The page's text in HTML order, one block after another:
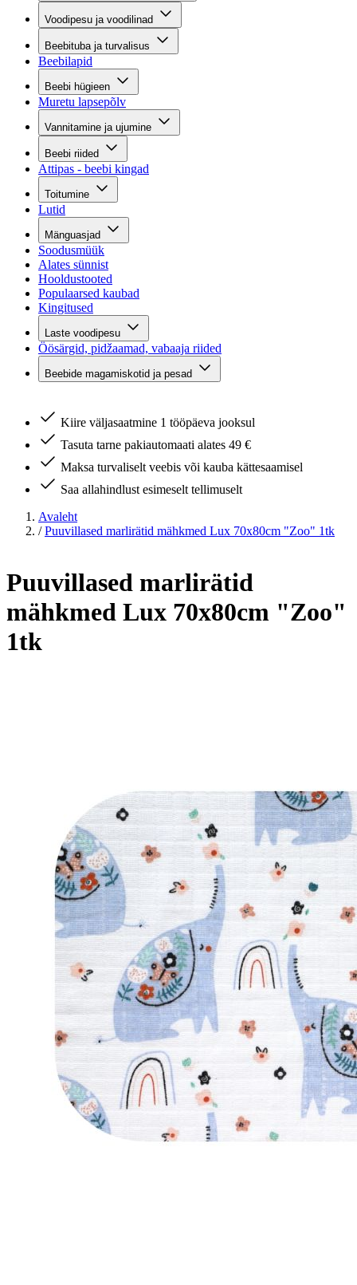
Voodipesu ja voodilinad
Beebituba ja turvalisus
Beebilapid
Beebi hügieen
Muretu lapsepõlv
Vannitamine ja ujumine
Beebi riided
Attipas - beebi kingad
Toitumine
Lutid
Mänguasjad
Soodusmüük
Alates sünnist
Hooldustooted
Populaarsed kaubad
Kingitused
Laste voodipesu
Öösärgid, pidžaamad, vabaaja riided
Beebide magamiskotid ja pesad
Kiire väljasaatmine 1 tööpäeva jooksul
Tasuta tarne pakiautomaati alates 49 €
Maksa turvaliselt veebis või kauba kättesaamisel
Saa allahindlust esimeselt tellimuselt
Avaleht
/ Puuvillased marlirätid mähkmed Lux 70x80cm "Zoo" 1tk
Puuvillased marlirätid
mähkmed Lux 70x80cm "Zoo"
1tk